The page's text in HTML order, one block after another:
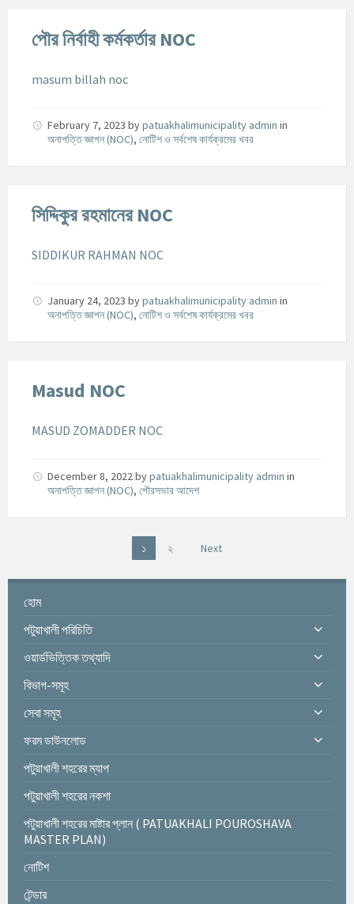
পৌর নির্বাহী কর্মকর্তার NOC
masum billah noc
February 7, 2023 bypatuakhalimunicipality admin in
অনাপত্তি জ্ঞাপন (NOC), নোটিশ ও সর্বশেষ কার্যক্রমের খবর
সিদ্দিকুর রহমানের NOC
SIDDIKUR RAHMAN NOC
January 24, 2023 bypatuakhalimunicipality admin in
অনাপত্তি জ্ঞাপন (NOC), নোটিশ ও সর্বশেষ কার্যক্রমের খবর
Masud NOC
MASUD ZOMADDER NOC
December 8, 2022bypatuakhalimunicipality admin in
অনাপত্তি জ্ঞাপন (NOC), পৌরসভার আদেশ
s
১ ২ Next
হোম
পটুয়াখালী পরিচিতি
ওয়ার্ডভিত্তিক তথ্যাদি
বিভাগ-সমূহ
সেবা সমূহ
ফরম ডাউনলোড
পটুয়াখালী শহরের ম্যাপ
পটুয়াখালী শহরের নকশা
পটুয়াখালী শহরের মাষ্টার প্লান ( PATUAKHALI POUROSHAVA
MASTER PLAN)
নোটিশ
টেন্ডার